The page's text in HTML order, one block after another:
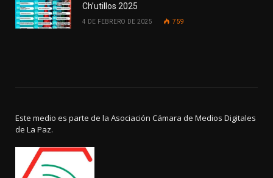
Ch’utillos 2025
4 DE FEBRERO DE 2025 759
Este medio es parte de la Asociación Cámara de Medios Digitales
de La Paz.